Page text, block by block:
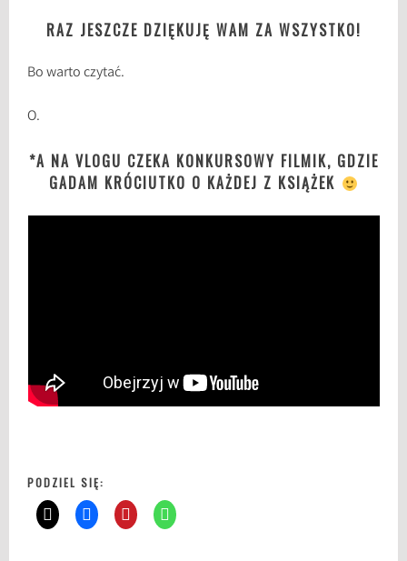
RAZ JESZCZE DZIĘKUJĘ WAM ZA WSZYSTKO!
Bo warto czytać.
O.
*A NA VLOGU CZEKA KONKURSOWY FILMIK, GDZIE
GADAM KRÓCIUTKO O KAŻDEJ Z KSIĄŻEK
PODZIEL SIĘ: